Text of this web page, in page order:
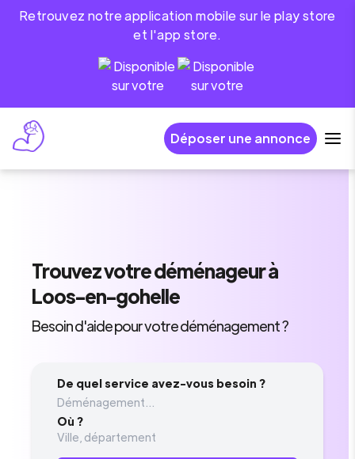
Retrouvez notre application mobile sur le play store
et l'app store.
Déposer une annonce
Trouvezvotre déménageurà
Loos-en-gohelle
Besoin d'aide pour votre déménagement ?
De quel service avez-vous besoin ?
Déménagement...
Où ?